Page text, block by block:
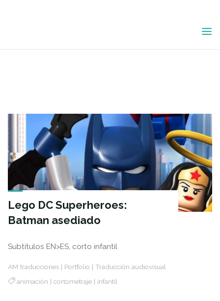
Lego DC Superheroes:
Batman asediado
Subtítulos EN>ES, corto infantil
AM traducciones | Portfolio | Traducción audiovisual
animación | cortometraje| infantil